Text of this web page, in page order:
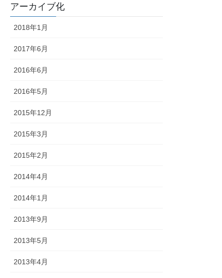
アーカイブ化
2018年1月
2017年6月
2016年6月
2016年5月
2015年12月
2015年3月
2015年2月
2014年4月
2014年1月
2013年9月
2013年5月
2013年4月